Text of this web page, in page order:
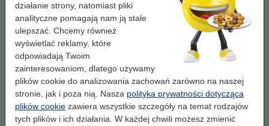
działanie strony, natomiast pliki
analityczne pomagają nam ją stale
ulepszać. Chcemy również
wyświetlać reklamy, które
odpowiadają Twoim
zainteresowaniom, dlatego używamy
plików cookie do analizowania zachowań zarówno na naszej
stronie, jak i poza nią. Nasza polityka prywatności dotycząca
plików cookie zawiera wszystkie szczegóły na temat rodzajów
tych plików i ich działania. W każdej chwili możesz zmienić
Pojemność: XL
XL standard
Kliknij i sprawdź całą specyfikacje
60%
w porównaniu do wersji oryginalnej!
Za stronę 0,08 zł